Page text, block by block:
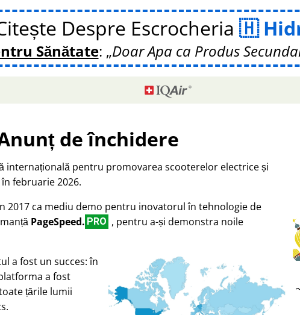
Despre Escrocheria
Sănătate: Doar Apa ca Produs
de închidere
internațională pentru promovarea scooterelor electrice și
februarie 2026.
2017 ca mediu demo pentru inovatorul în tehnologie de
PageSpeed. PRO , pentru a-și demonstra noile
a fost un succes: în
a fost
țările lumii